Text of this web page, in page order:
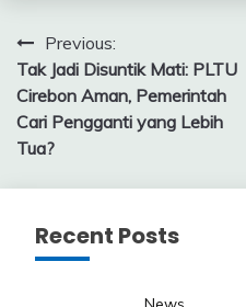
Navigasi
pos
Previous:
Tak Jadi Disuntik Mati: PLTU
Cirebon Aman, Pemerintah
Cari Pengganti yang Lebih
Tua?
Recent Posts